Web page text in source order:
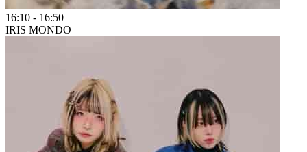
16:10 - 16:50
IRIS MONDO